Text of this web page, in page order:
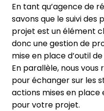
En tant qu’agence de
savons que le suivi
projet est un élément
donc une gestion de
mise en place d’outil
En parallèle, nous
pour échanger sur les
actions mises en place
pour votre projet.